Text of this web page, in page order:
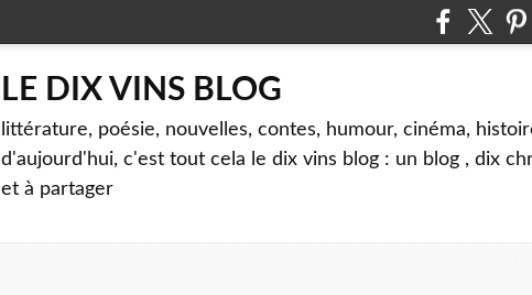
LE DIX VINS BLOG
littérature, poésie, nouvelles, contes, humour, cinéma,
d'aujourd'hui, c'est tout cela le dix vins blog : un blog , dix
et à partager